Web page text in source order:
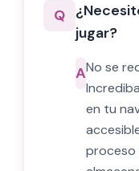
Q
jugar?
ANo se
en tu
proceso